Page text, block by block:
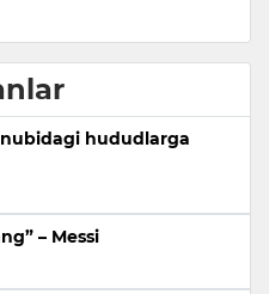
hududlarga
– Messi